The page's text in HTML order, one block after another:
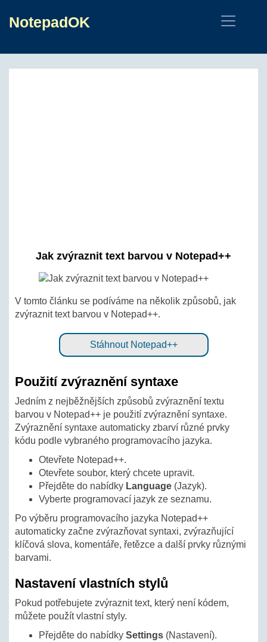
NotepadOK
Jak zvýraznit text barvou v Notepad++
V tomto článku se podíváme na několik způsobů, jak
zvýraznit text barvou v Notepad++.
Stáhnout Notepad++
Použití zvýraznění syntaxe
Jedním z nejběžnějších způsobů zvýraznění textu
barvou v Notepad++ je použití zvýraznění syntaxe.
Zvýraznění syntaxe automaticky zbarví různé prvky
kódu podle vybraného programovacího jazyka.
Otevřete Notepad++.
Otevřete soubor, který chcete upravit.
Přejděte do nabídky Language (Jazyk).
Vyberte programovací jazyk ze seznamu.
Po výběru programovacího jazyka Notepad++
automaticky začne zvýrazňovat syntaxi, zvýrazňující
klíčová slova, komentáře, řetězce a další prvky různými
barvami.
Nastavení vlastních stylů
Pokud potřebujete zvýraznit text, který není kódem,
můžete použít vlastní styly.
Přejděte do nabídky Settings (Nastavení).